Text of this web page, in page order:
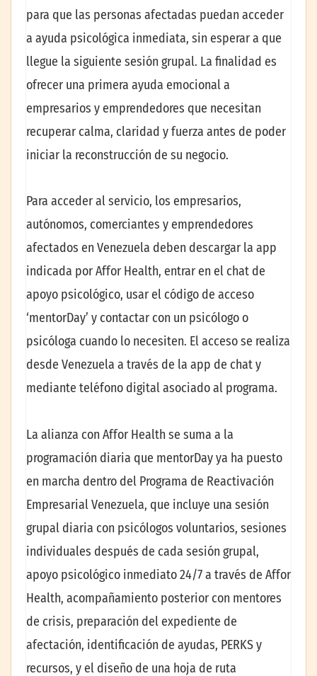
para que las personas afectadas puedan acceder
a ayuda psicológica inmediata, sin esperar a que
llegue la siguiente sesión grupal. La finalidad es
ofrecer una primera ayuda emocional a
empresarios y emprendedores que necesitan
recuperar calma, claridad y fuerza antes de poder
iniciar la reconstrucción de su negocio.
Para acceder al servicio, los empresarios,
autónomos, comerciantes y emprendedores
afectados en Venezuela deben descargar la app
indicada por Affor Health, entrar en el chat de
apoyo psicológico, usar el código de acceso
‘mentorDay’ y contactar con un psicólogo o
psicóloga cuando lo necesiten. El acceso se realiza
desde Venezuela a través de la app de chat y
mediante teléfono digital asociado al programa.
La alianza con Affor Health se suma a la
programación diaria que mentorDay ya ha puesto
en marcha dentro del Programa de Reactivación
Empresarial Venezuela, que incluye una sesión
grupal diaria con psicólogos voluntarios, sesiones
individuales después de cada sesión grupal,
apoyo psicológico inmediato 24/7 a través de Affor
Health, acompañamiento posterior con mentores
de crisis, preparación del expediente de
afectación, identificación de ayudas, PERKS y
recursos, y el diseño de una hoja de ruta